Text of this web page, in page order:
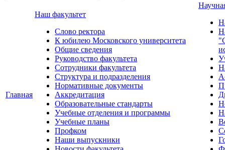
Главная
Наш факультет
Слово ректора
К юбилею Московского университета
Общие сведения
Руководство факультета
Сотрудники факультета
Структура и подразделения
Нормативные документы
Аккредитация
Образовательные стандарты
Учебные отделения и программы
Учебные планы
Профком
Наши выпускники